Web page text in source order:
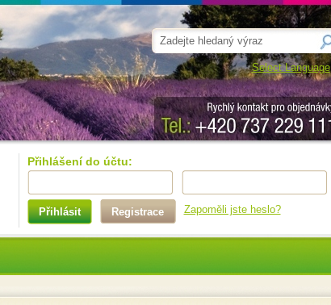
Select Language
Přihlášení do účtu:
Přihlásit Registrace Zapoměli jste heslo?